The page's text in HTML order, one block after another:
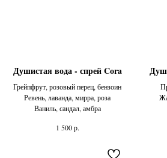
Душистая вода - спрей Cora
Грейпфрут, розовый перец, бензоин
Ревень, лаванда, мирра, роза
Ваниль, сандал, амбра
1 500 р.